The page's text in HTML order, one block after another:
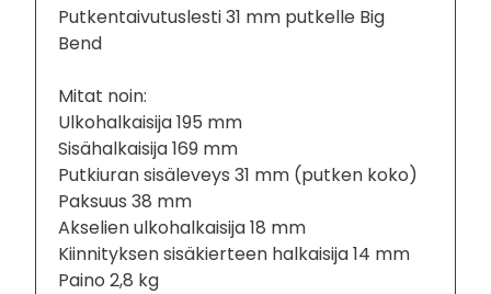
Putkentaivutuslesti 31 mm putkelle Big
Bend
Mitat noin:
Ulkohalkaisija 195 mm
Sisähalkaisija 169 mm
Putkiuran sisäleveys 31 mm (putken koko)
Paksuus 38 mm
Akselien ulkohalkaisija 18 mm
Kiinnityksen sisäkierteen halkaisija 14 mm
Paino 2,8 kg